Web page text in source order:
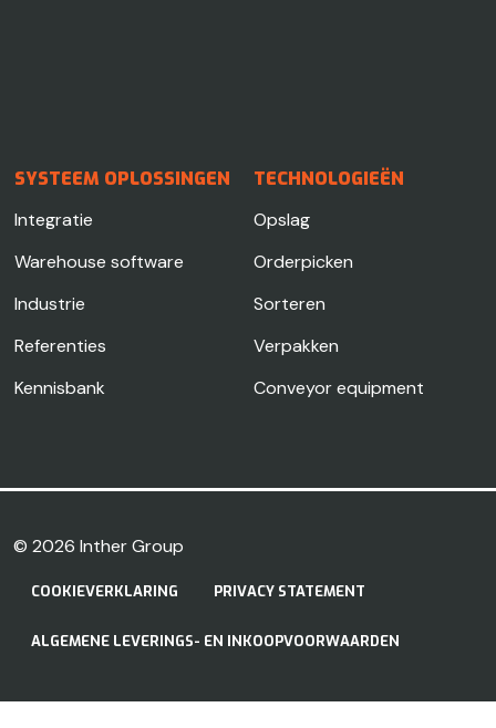
SYSTEEM OPLOSSINGEN
TECHNOLOGIEËN
Integratie
Opslag
Warehouse software
Orderpicken
Industrie
Sorteren
Referenties
Verpakken
Kennisbank
Conveyor equipment
© 2026 Inther Group
COOKIEVERKLARING PRIVACY STATEMENT
ALGEMENE LEVERINGS- EN INKOOPVOORWAARDEN